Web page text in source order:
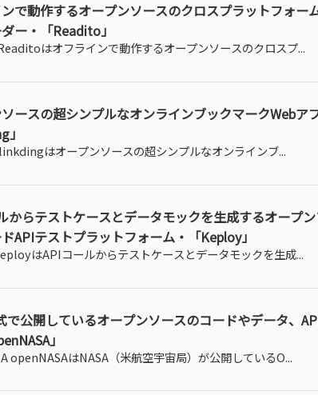
で動作するオープンソースのクロスプラットフォー
ー・「Readito」
はオフラインで動作するオープンソースのクロスプ...
ースの超シンプルなオンラインブックマークWebア
」
はオープンソースの超シンプルなオンラインブ...
からテストケースとデータモックを生成するオープ
APIテストプラットフォーム・「Keploy」
はAPIコールからテストケースとデータモックを生成...
で公開しているオープンソースのコードやデータ、
」
openNASAはNASA（米航空宇宙局）が公開しているO...